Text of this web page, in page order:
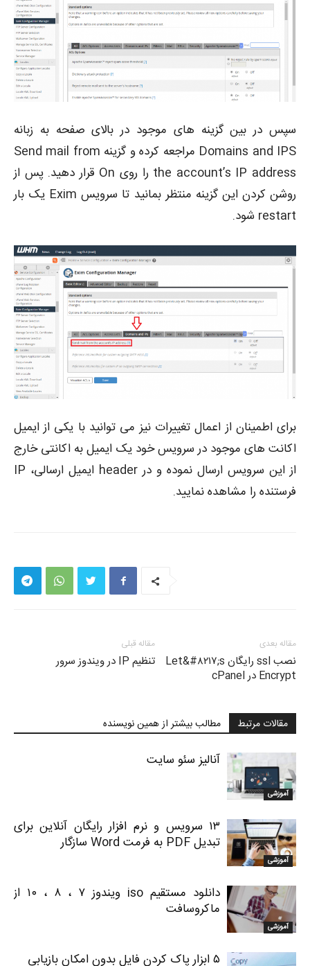
سپس در بین گزینه های موجود در بالای صفحه به زبانه
Domains and IPS مراجعه کرده و گزینه Send mail from
the account’s IP address را روی On قرار دهید. پس از
روشن کردن این گزینه منتظر بمانید تا سرویس Exim یک بار
restart شود.
برای اطمینان از اعمال تغییرات نیز می توانید با یکی از ایمیل
اکانت های موجود در سرویس خود یک ایمیل به اکانتی خارج
از این سرویس ارسال نموده و در header ایمیل ارسالی، IP
فرستنده را مشاهده نمایید.
مقاله قبلی
تنظیم IP در ویندوز سرور
مقاله بعدی
نصب ssl رایگان Let&#۸۲۱۷;s
Encrypt در cPanel
مقالات مرتبط مطالب بیشتر از همین نویسنده
آموزشی
آنالیز سئو سایت
آموزشی
۱۳ سرویس و نرم افزار رایگان آنلاین برای
تبدیل PDF به فرمت Word سازگار
آموزشی
دانلود مستقیم iso ویندوز ۷ ، ۸ ، ۱۰ از
ماکروسافت
۵ ابزار پاک کردن فایل بدون امکان بازیابی